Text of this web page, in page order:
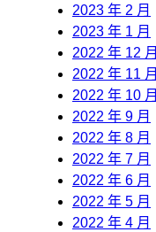
2023 年 2 月
2023 年 1 月
2022 年 12 月
2022 年 11 月
2022 年 10 月
2022 年 9 月
2022 年 8 月
2022 年 7 月
2022 年 6 月
2022 年 5 月
2022 年 4 月